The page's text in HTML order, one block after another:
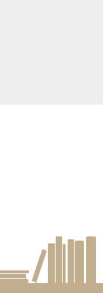
include/article/